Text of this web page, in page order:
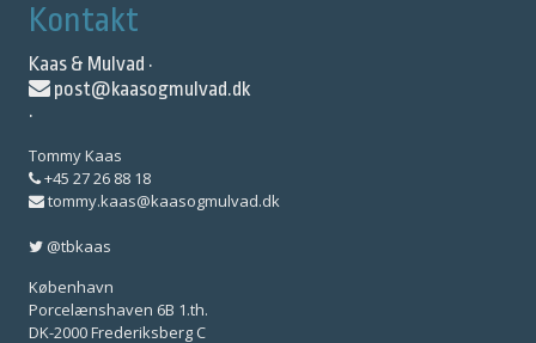
Kontakt
Kaas & Mulvad ·
post@kaasogmulvad.dk
·
Tommy Kaas
+45 27 26 88 18
tommy.kaas@kaasogmulvad.dk
@tbkaas
København
Porcelænshaven 6B 1.th.
DK-2000 Frederiksberg C